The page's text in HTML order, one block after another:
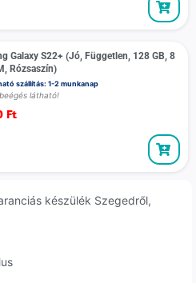
Galaxy S22+ (Jó, Független, 128 GB, 8
Rózsaszín)
szállítás: 1-2 munkanap
látható!
Ft
készülék Szegedről,